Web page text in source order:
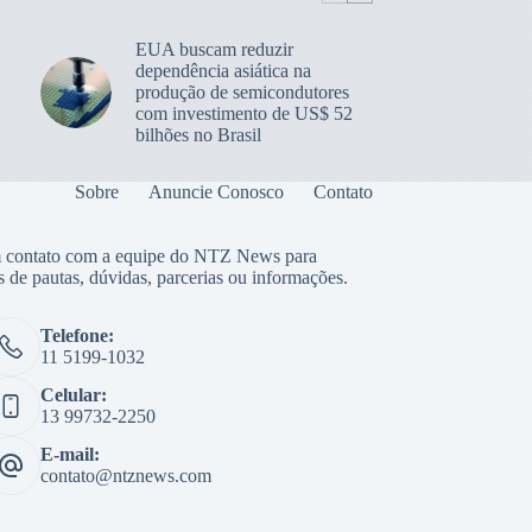
EUA buscam reduzir
dependência asiática na
produção de semicondutores
com investimento de US$ 52
bilhões no Brasil
Sobre Anuncie Conosco Contato
contato com a equipe do NTZ News para
de pautas, dúvidas, parcerias ou informações.
Telefone:
11 5199-1032
Celular:
13 99732-2250
E-mail:
contato@ntznews.com